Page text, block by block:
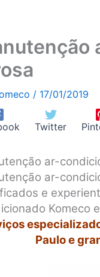
/ 17/01/2019
Twitter
ar-
ar-
e
Komeco
Paulo e